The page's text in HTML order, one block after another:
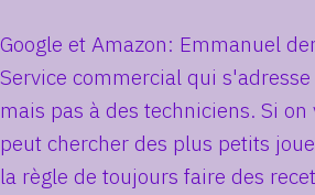
Google et Amazon: Emmanuel
Service commercial qui
mais pas à des techniciens. Si on
peut chercher des plus petits
la règle de toujours faire des